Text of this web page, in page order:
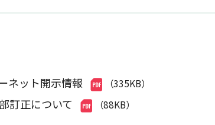
ネット開示情報 （335KB）
訂正について （88KB）